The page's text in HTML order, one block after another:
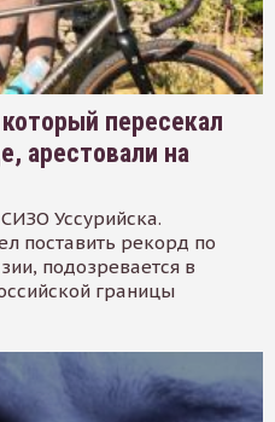
пересекал
арестовали на
Уссурийска.
поставить рекорд по
подозревается в
границы